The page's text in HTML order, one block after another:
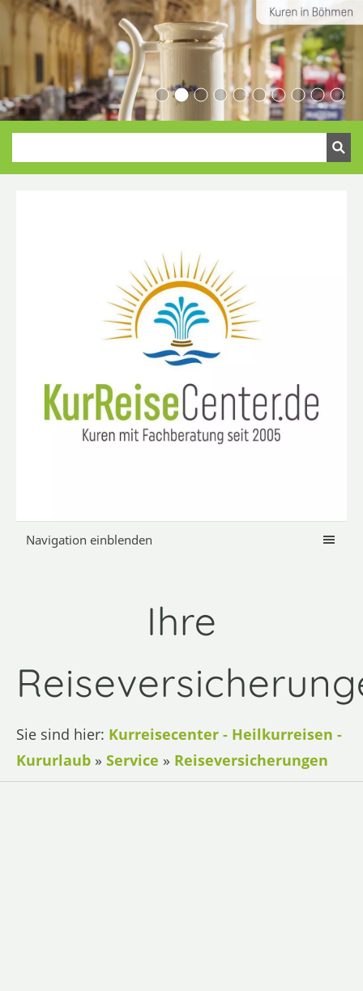
Navigation einblenden
Ihre
Sie sind hier: Kurreisecenter - Heilkurreisen -
Kururlaub » Service » Reiseversicherungen